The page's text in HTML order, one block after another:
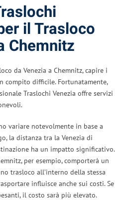
il Trasloco
Chemnitz
da Venezia a Chemnitz, capire i
compito difficile. Fortunatamente,
Traslochi Venezia offre servizi
variare notevolmente in base a
la distanza tra la Venezia di
ha un impatto significativo.
per esempio, comporterà un
trasloco all’interno della stessa
influisce anche sui costi. Se
il costo sarà più elevato.